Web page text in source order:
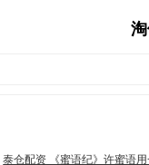
泰仓配资 《蜜语纪》许蜜语